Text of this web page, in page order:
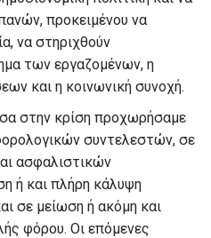
προκειμένου να
να στηριχθούν
των εργαζομένων, η
και η κοινωνική συνοχή.
στην κρίση προχωρήσαμε
συντελεστών, σε
ασφαλιστικών
ή και πλήρη κάλυψη
σε μείωση ή ακόμη και
φόρου. Οι επόμενες